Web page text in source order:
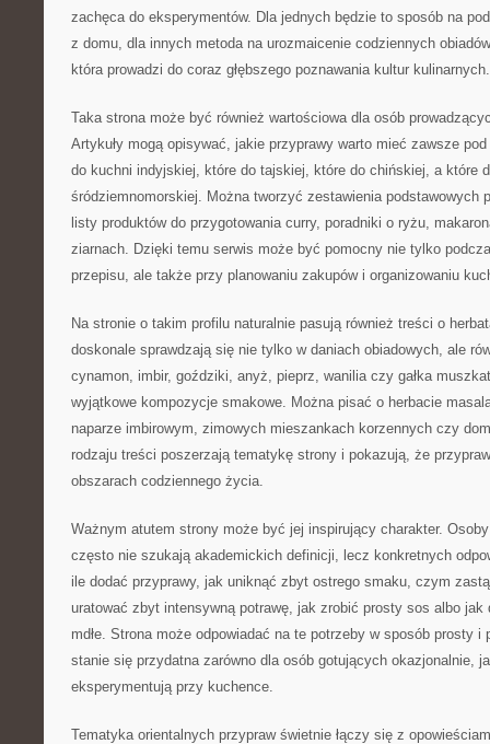
zachęca do eksperymentów. Dla jednych będzie to sposób na
z domu, dla innych metoda na urozmaicenie codziennych
która prowadzi do coraz głębszego poznawania kultur kulinarnych.
Taka strona może być również wartościowa dla osób
Artykuły mogą opisywać, jakie przyprawy warto mieć zawsze
do kuchni indyjskiej, które do tajskiej, które do chińskiej, a które
śródziemnomorskiej. Można tworzyć zestawienia podstawowych
listy produktów do przygotowania curry, poradniki o ryżu,
ziarnach. Dzięki temu serwis może być pomocny nie tylko
przepisu, ale także przy planowaniu zakupów i organizowaniu
Na stronie o takim profilu naturalnie pasują również treści o
doskonale sprawdzają się nie tylko w daniach obiadowych, ale
cynamon, imbir, goździki, anyż, pieprz, wanilia czy gałka
wyjątkowe kompozycje smakowe. Można pisać o herbacie
naparze imbirowym, zimowych mieszankach korzennych czy
rodzaju treści poszerzają tematykę strony i pokazują, że
obszarach codziennego życia.
Ważnym atutem strony może być jej inspirujący charakter.
często nie szukają akademickich definicji, lecz konkretnych
ile dodać przyprawy, jak uniknąć zbyt ostrego smaku, czym
uratować zbyt intensywną potrawę, jak zrobić prosty sos albo jak
mdłe. Strona może odpowiadać na te potrzeby w sposób prosty
stanie się przydatna zarówno dla osób gotujących okazjonalnie,
eksperymentują przy kuchence.
Tematyka orientalnych przypraw świetnie łączy się z